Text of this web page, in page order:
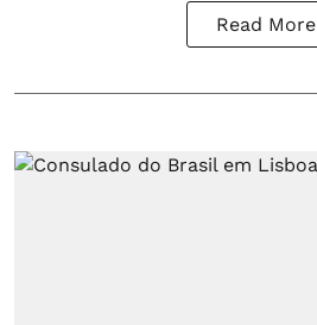
Read More